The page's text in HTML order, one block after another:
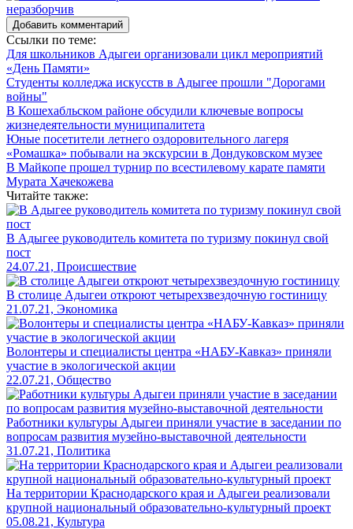
Добавить комментарий
Ссылки по теме:
Для школьников Адыгеи организовали цикл мероприятий
«День Памяти»
Студенты колледжа искусств в Адыгее прошли "Дорогами
войны"
В Кошехабльском районе обсудили ключевые вопросы
жизнедеятельности муниципалитета
Юные посетители летнего оздоровительного лагеря
«Ромашка» побывали на экскурсии в Дондуковском музее
В Майкопе прошел турнир по всестилевому карате памяти
Мурата Хачекожева
Читайте также:
В Адыгее руководитель комитета по туризму покинул свой
пост
24.07.21, Происшествие
В столице Адыгеи откроют четырехзвездочную гостиницу
21.07.21, Экономика
Волонтеры и специалисты центра «НАБУ-Кавказ» приняли
участие в экологической акции
22.07.21, Общество
Работники культуры Адыгеи приняли участие в заседании по
вопросам развития музейно-выставочной деятельности
31.07.21, Политика
На территории Краснодарского края и Адыгеи реализовали
крупной национальный образовательно-культурный проект
05.08.21, Культура